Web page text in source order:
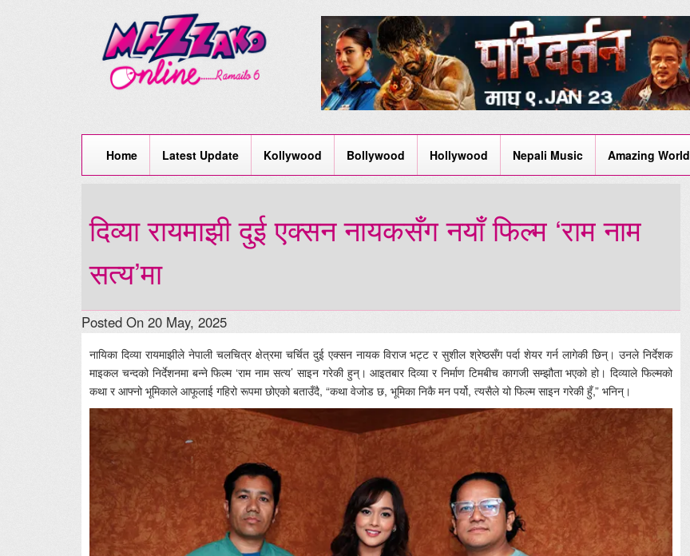
Home Latest Update Kollywood Bollywood Hollywood Nepali Music Amazing World
दिव्या रायमाझी दुई एक्सन नायकसँग नयाँ फिल्म ‘राम नाम
सत्य’मा
Posted On 20 May, 2025
नायिका दिव्या रायमाझीले नेपाली चलचित्र क्षेत्रमा चर्चित दुई एक्सन नायक विराज भट्ट र सुशील श्रेष्ठसँग पर्दा शेयर गर्न लागेकी छिन्। उनले निर्देशक
माइकल चन्दको निर्देशनमा बन्ने फिल्म ‘राम नाम सत्य’ साइन गरेकी हुन्। आइतबार दिव्या र निर्माण टिमबीच कागजी सम्झौता भएको हो। दिव्याले फिल्मको
कथा र आफ्नो भूमिकाले आफूलाई गहिरो रूपमा छोएको बताउँदै, “कथा वेजोड छ, भूमिका निकै मन पर्यो, त्यसैले यो फिल्म साइन गरेकी हुँ,” भनिन्।